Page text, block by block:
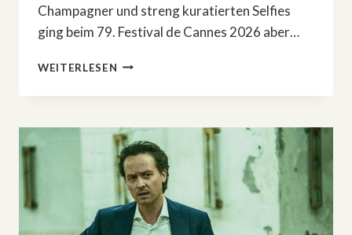
Champagner und streng kuratierten Selfies
ging beim 79. Festival de Cannes 2026 aber…
WEITERLESEN CANNES
GEHEIME
FASHION-
PANNEN
–
UND
ÜBERRASCHUNGS-
SIEG
FÜR